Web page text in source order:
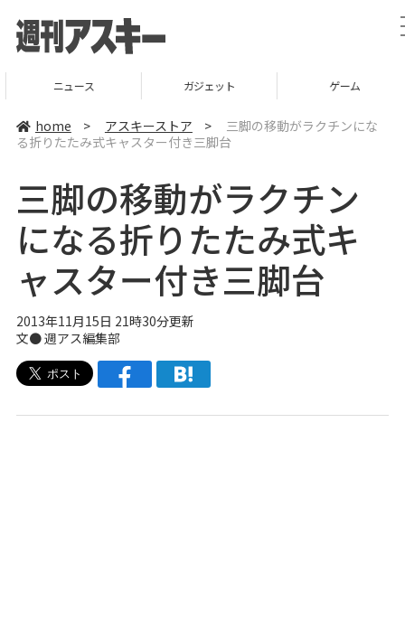
ニュース ガジェット ゲーム
home > アスキーストア >
三脚の移動がラクチンにな
る折りたたみ式キャスター付き三脚台
三脚の移動がラクチン
になる折りたたみ式キ
ャスター付き三脚台
2013年11月15日 21時30分更新
文●週アス編集部